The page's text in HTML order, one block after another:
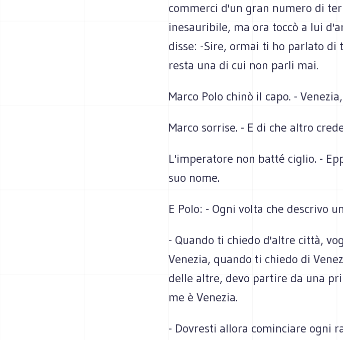
commerci d'un gran numero di
inesauribile, ma ora toccò a lui
disse: -Sire, ormai ti ho parlato di
resta una di cui non parli mai.
Marco Polo chinò il capo. -
Marco sorrise. - E di che altro
L'imperatore non batté ciglio. -
suo nome.
E Polo: - Ogni volta che descrivo
- Quando ti chiedo d'altre città,
Venezia, quando ti chiedo di
delle altre, devo parti­re da una
me è Venezia.
- Dovresti allora cominciare ogni